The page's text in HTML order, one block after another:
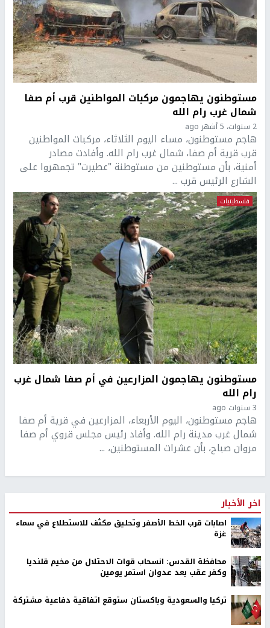
مستوطنون يهاجمون مركبات المواطنين قرب أم صفا
شمال غرب رام الله
2 سنوات، 5 أشهر ago
هاجم مستوطنون، مساء اليوم الثلاثاء، مركبات المواطنين
قرب قرية أم صفا، شمال غرب رام الله. وأفادت مصادر
أمنية، بأن مستوطنين من مستوطنة "عطيرت" تجمهروا على
الشارع الرئيس قرب ...
فلسطينيات
مستوطنون يهاجمون المزارعين في أم صفا شمال غرب
رام الله
3 سنوات ago
هاجم مستوطنون، اليوم الأربعاء، المزارعين في قرية أم صفا
شمال غرب مدينة رام الله. وأفاد رئيس مجلس قروي أم صفا
مروان صباح، بأن عشرات المستوطنين، ...
اخر الأخبار
اصابات قرب الخط الأصفر وتحليق مكثف للاستطلاع في سماء
غزة
محافظة القدس: انسحاب قوات الاحتلال من مخيم قلنديا
وكفر عقب بعد عدوان استمر يومين
تركيا والسعودية وباكستان ستوقع اتفاقية دفاعية مشتركة